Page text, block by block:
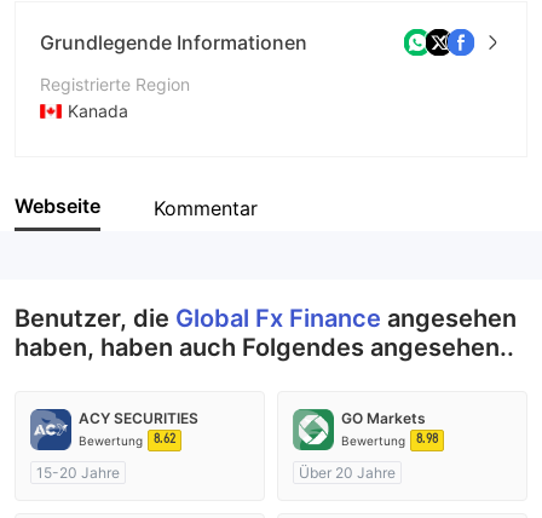
Grundlegende Informationen
Registrierte Region
Kanada
Unternehmen
Webseite Kommentar
Benutzer, die Global Fx Finance angesehen
haben, haben auch Folgendes angesehen..
ACY SECURITIES
Bewertung 8.62
15-20 Jahre
GO Markets
Bewertung 8.98
Über 20 Jahre